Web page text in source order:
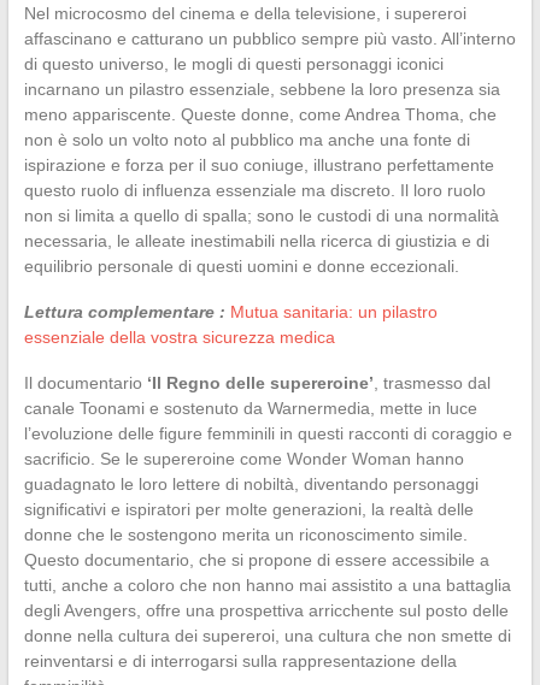
Nel microcosmo del cinema e della televisione, i supereroi
affascinano e catturano un pubblico sempre più vasto. All’interno
di questo universo, le mogli di questi personaggi iconici
incarnano un pilastro essenziale, sebbene la loro presenza sia
meno appariscente. Queste donne, come Andrea Thoma, che
non è solo un volto noto al pubblico ma anche una fonte di
ispirazione e forza per il suo coniuge, illustrano perfettamente
questo ruolo di influenza essenziale ma discreto. Il loro ruolo
non si limita a quello di spalla; sono le custodi di una normalità
necessaria, le alleate inestimabili nella ricerca di giustizia e di
equilibrio personale di questi uomini e donne eccezionali.
Lettura complementare : Mutua sanitaria: un pilastro
essenziale della vostra sicurezza medica
Il documentario ‘Il Regno delle supereroine’ , trasmesso dal
canale Toonami e sostenuto da Warnermedia, mette in luce
l’evoluzione delle figure femminili in questi racconti di coraggio e
sacrificio. Se le supereroine come Wonder Woman hanno
guadagnato le loro lettere di nobiltà, diventando personaggi
significativi e ispiratori per molte generazioni, la realtà delle
donne che le sostengono merita un riconoscimento simile.
Questo documentario, che si propone di essere accessibile a
tutti, anche a coloro che non hanno mai assistito a una battaglia
degli Avengers, offre una prospettiva arricchente sul posto delle
donne nella cultura dei supereroi, una cultura che non smette di
reinventarsi e di interrogarsi sulla rappresentazione della